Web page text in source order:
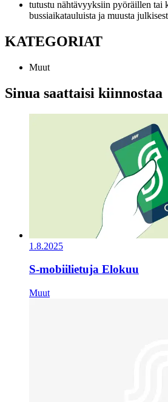
tutustu nähtävyyksiin pyöräillen tai
bussiaikatauluista ja muusta
KATEGORIAT
Muut
Sinua saattaisi kiinnostaa
1.8.2025
S-mobiilietuja Elokuu
Muut